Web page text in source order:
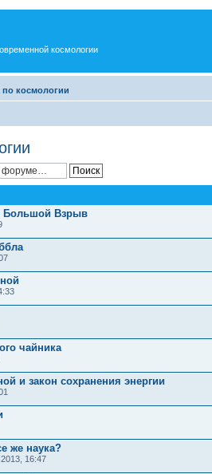
космологии
космологии
Большой Взрыв
чайника
и закон сохранения энергии
же наука?
16:47